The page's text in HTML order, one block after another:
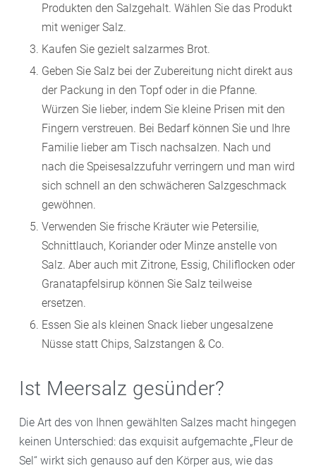
Produkten den Salzgehalt. Wählen Sie das Produkt
mit weniger Salz.
Kaufen Sie gezielt salzarmes Brot.
Geben Sie Salz bei der Zubereitung nicht direkt aus
der Packung in den Topf oder in die Pfanne.
Würzen Sie lieber, indem Sie kleine Prisen mit den
Fingern verstreuen. Bei Bedarf können Sie und Ihre
Familie lieber am Tisch nachsalzen. Nach und
nach die Speisesalzzufuhr verringern und man wird
sich schnell an den schwächeren Salzgeschmack
gewöhnen.
Verwenden Sie frische Kräuter wie Petersilie,
Schnittlauch, Koriander oder Minze anstelle von
Salz. Aber auch mit Zitrone, Essig, Chiliflocken oder
Granatapfelsirup können Sie Salz teilweise
ersetzen.
Essen Sie als kleinen Snack lieber ungesalzene
Nüsse statt Chips, Salzstangen & Co.
Ist Meersalz gesünder?
Die Art des von Ihnen gewählten Salzes macht hingegen
keinen Unterschied: das exquisit aufgemachte „Fleur de
Sel“ wirkt sich genauso auf den Körper aus, wie das